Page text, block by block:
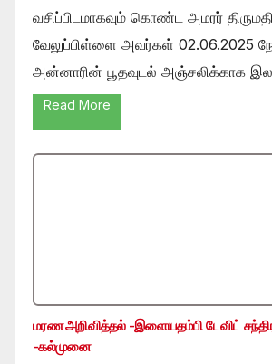
வசிப்பிடமாகவும் கொண்ட அமரர்
வேலுப்பிள்ளை அவர்கள் 02.06.2025
அன்னாரின் பூதவுடல் அஞ்சலிக்காக
Read More
மரண அறிவித்தல் -இளையதம்பி டேவிட்
-கல்முனை